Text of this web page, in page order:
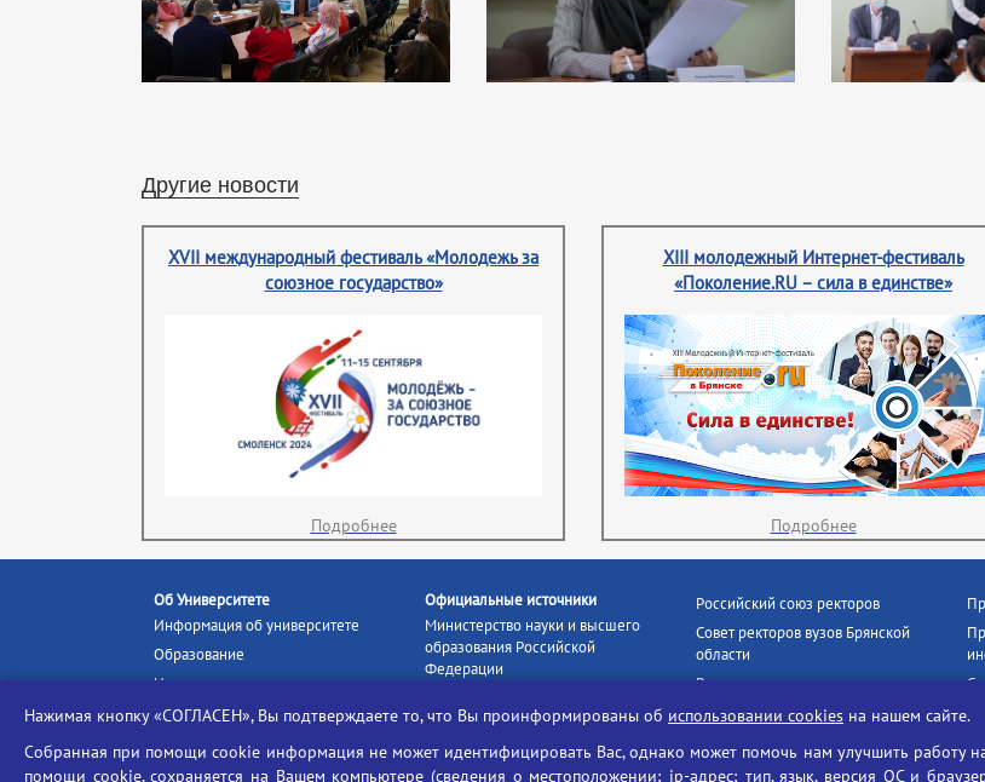
Другие новости
XVII международный фестиваль «Молодежь за
союзное государство»
Подробнее
XIII молодежный Интернет-фестиваль
«Поколение.RU – сила в единстве»
Подробнее
Об Университете
Информация об университете
Образование
Наука и инновации
Абитуриенту
Ассоциация выпускников
Официальные источники
Министерство науки и высшего
образования Российской
Федерации
Портал «Российское
образование»
Российский союз ректоров
Совет ректоров вузов Брянской
области
Росстудцентр
Наши партнёры
Портал «Русский язык»
Нажимая кнопку «СОГЛАСЕН», Вы подтверждаете то, что Вы проинформированы об использовании cookies на нашем сайте.
Собранная при помощи cookie информация не может идентифицировать Вас, однако может помочь нам улучшить работу
помощи cookie, сохраняется на Вашем компьютере (сведения о местоположении; ip-адрес; тип, язык, версия ОС и